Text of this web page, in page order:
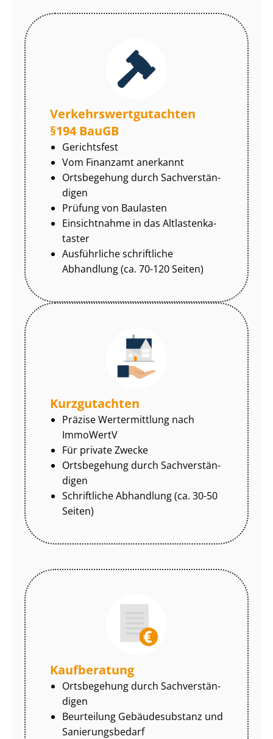
Ver­kehrs­wert­gut­ach­ten
§194 BauGB
Gerichtsfest
Vom Finanzamt anerkannt
Ortsbegehung durch Sach­ver­stän­
di­gen
Prüfung von Baulasten
Einsichtnahme in das Alt­las­ten­ka­
tas­ter
Ausführliche schriftliche
Abhandlung (ca. 70-120 Seiten)
Kurzgutachten
Präzise Wertermittlung nach
ImmoWertV
Für private Zwecke
Ortsbegehung durch Sach­ver­stän­
di­gen
Schriftliche Abhandlung (ca. 30-50
Seiten)
Kaufberatung
Ortsbegehung durch Sach­ver­stän­
di­gen
Beurteilung Gebäudesubstanz und
Sa­nie­rungs­be­darf